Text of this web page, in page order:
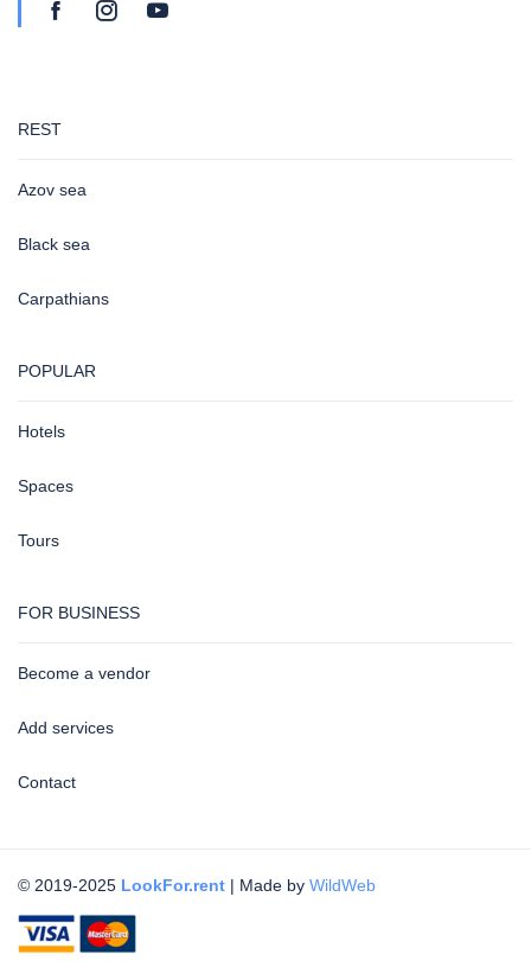
REST
Azov sea
Black sea
Carpathians
POPULAR
Hotels
Spaces
Tours
FOR BUSINESS
Become a vendor
Add services
Contact
© 2019-2025 LookFor.rent | Made by WildWeb